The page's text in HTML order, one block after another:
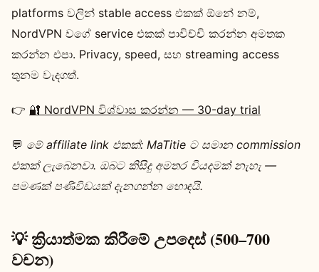
platforms වලින් stable access එකක් ඕනේ නම්,
NordVPN වගේ service එකක් පාවිච්චි කරන්න අමතක
කරන්න එපා. Privacy, speed, සහ streaming access
තුනම වැදගත්.
👉 🔐 NordVPN විශ්වාස කරන්න — 30-day trial
💬 මේ affiliate link එකක්: MaTitie ට සමාන commission
එකක් ලැබෙනවා. ඔබට කිසිදු අමතර වියදමක් නැහැ —
පමණක් පණිවිඩයක් දැනගන්න හොඳයි.
💡 ක්‍රියාත්මක කිරීමේ උපදෙස් (500–700
වචන)